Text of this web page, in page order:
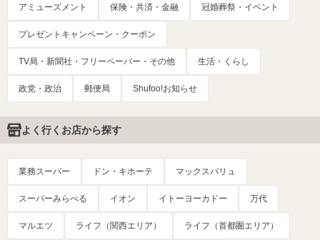
アミューズメント 保険・共済・金融 冠婚葬祭・イベント
プレゼントキャンペーン・クーポン
TV局・新聞社・フリーペーパー・その他 生活・くらし
政党・政治 郵便局 Shufoo!お知らせ
よく行くお店から探す
業務スーパー ドン・キホーテ マックスバリュ
スーパーみらべる イオン イトーヨーカドー 万代
マルエツ ライフ（関西エリア） ライフ（首都圏エリア）